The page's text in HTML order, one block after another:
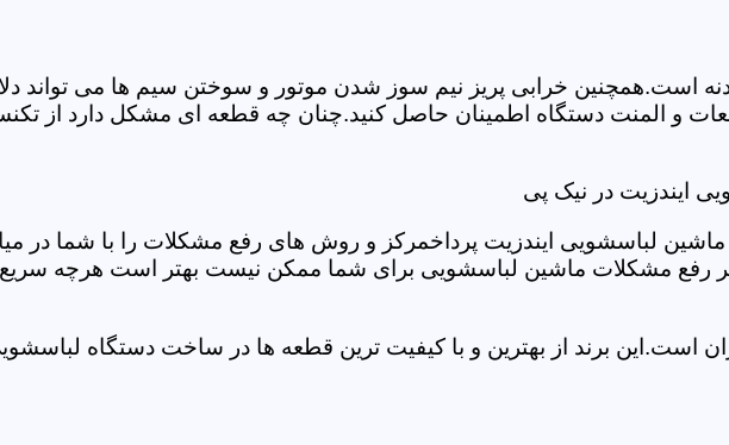
است.همچنین خرابی پریز نیم سوز شدن موتور و سوختن سیم ها می تواند
و المنت دستگاه اطمینان حاصل کنید.چنان چه قطعه ای مشکل دارد از
ایندزیت در نیک پی
لباسشویی ایندزیت پرداخمرکز و روش های رفع مشکلات را با شما در
رفع مشکلات ماشین لباسشویی برای شما ممکن نیست بهتر است هرچه سریع
است.این برند از بهترین و با کیفیت ترین قطعه ها در ساخت دستگاه